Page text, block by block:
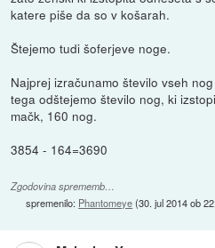
katere piše da so v košarah.
Štejemo tudi šoferjeve noge.
Najprej izračunamo število vseh
tega odštejemo število nog, ki
mačk, 160 nog.
3854 - 164=3690
Zgodovina sprememb…
spremenilo: Phantomeye(30. jul 2014 ob